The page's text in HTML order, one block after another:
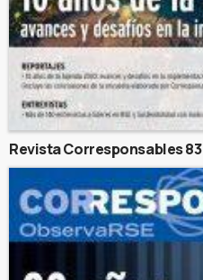
Revista Corresponsables 83